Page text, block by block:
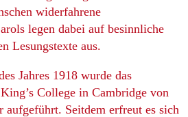
widerfahrene
legen dabei auf besinnliche
Lesungstexte aus.
Jahres 1918 wurde das
College in Cambridge von
aufgeführt. Seitdem erfreut es sich